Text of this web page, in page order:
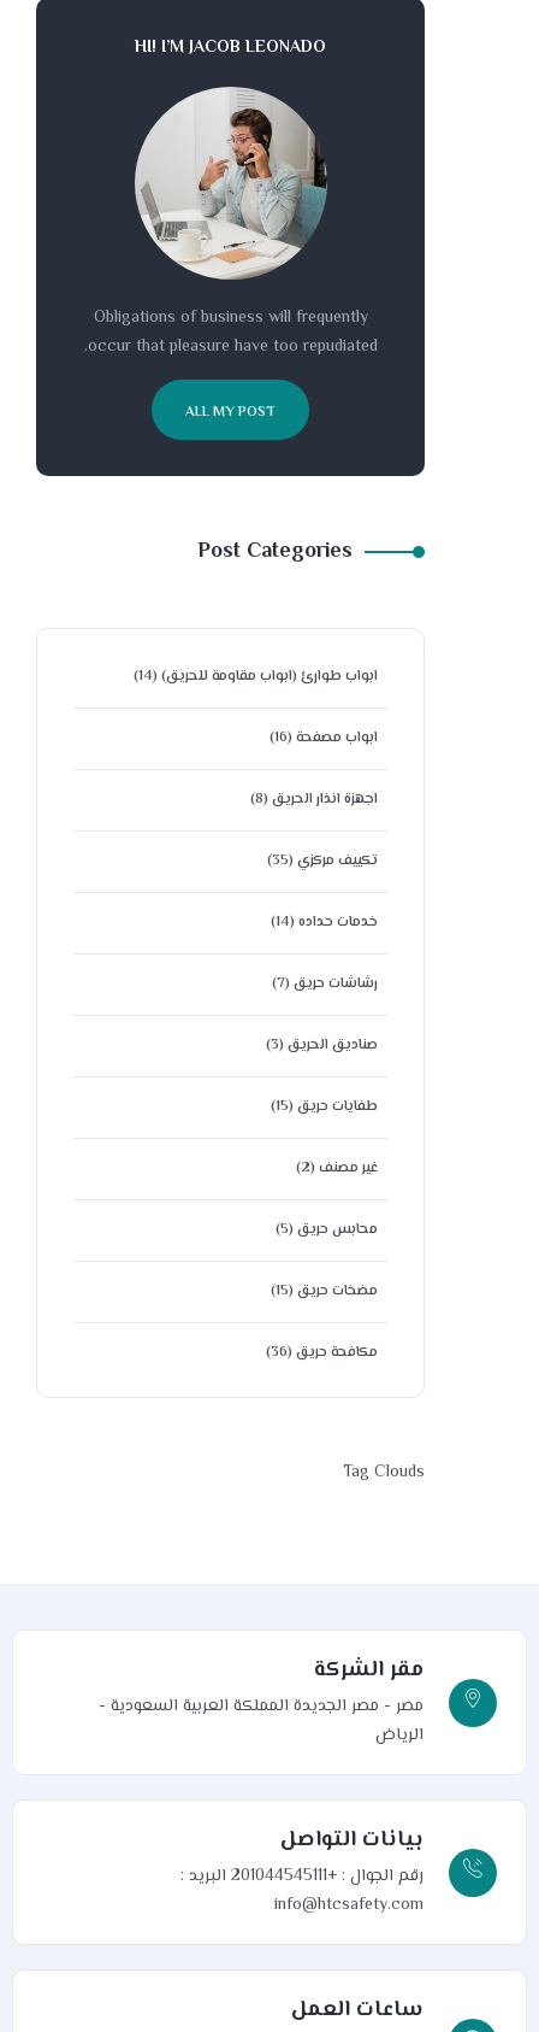
HI! I’M JACOB LEONADO
Obligations of business will frequently
occur that pleasure have too repudiated.
ALL MY POST
Post Categories
ابواب طوارئ (ابواب مقاومة للحريق) (14)
ابواب مصفحة (16)
اجهزة انذار الحريق (8)
تكييف مركزي (35)
خدمات حداده (14)
رشاشات حريق (7)
صناديق الحريق (3)
طفايات حريق (15)
غير مصنف (2)
محابس حريق (5)
مضخات حريق (15)
مكافحة حريق (36)
Tag Clouds
مقر الشركة
مصر - مصر الجديدة المملكة العربية السعودية -
الرياض
بيانات التواصل
رقم الجوال : +201044545111
البريد :
info@htcsafety.com
ساعات العمل